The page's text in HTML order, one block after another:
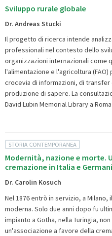
Sviluppo rurale globale
Dr. Andreas Stucki
Il progetto di ricerca intende
professionali nel contesto dello
organizzazioni internazionali come
l'alimentazione e l'agricoltura
crocevia di informazioni, di
produzione di sapere. La
David Lubin Memorial Library a
STORIA CONTEMPORANEA
Modernità, nazione e morte.
cremazione in Italia e
Dr. Carolin Kosuch
Nel 1876 entrò in servizio, a
moderna. Solo due anni dopo fu
impianto a Gotha, nella Turingia,
un'associazione a favore della